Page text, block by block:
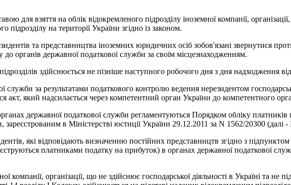
для взяття на облік відокремленого підрозділу іноземної компанії,
підрозділу на території України згідно із законом.
та представництва іноземних юридичних осіб зобов'язані звернутися
до органів державної податкової служби за своїм місцезнаходженням.
здійснюється не пізніше наступного робочого дня з дня надходження
за результатами податкового контролю ведення нерезидентом
акт, який надсилається через компетентний орган України до компетентного
державної податкової служби регламентуються Порядком обліку платників
зареєстрованим в Міністерстві юстиції України 29.12.2011 за N 1562/20300 (далі
які відповідають визначенню постійних представництв згідно з
платниками податку на прибуток) в органах державної податкової
компанії, організації, що не здійснює господарської діяльності в Україні та не